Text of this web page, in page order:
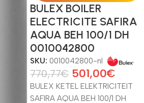
BULEX BOILER
ELECTRICITE SAFIRA
AQUA BEH 100/1 DH
0010042800
SKU: 0010042800-nl
770,77€ 501,00€
BULEX KETEL ELEKTRICITEIT
SAFIRA AQUA BEH 100/1 DH